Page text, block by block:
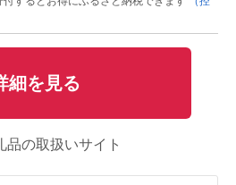
細を見る
品の取扱いサイト